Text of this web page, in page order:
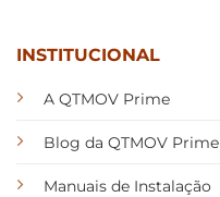
INSTITUCIONAL
A QTMOV Prime
Blog da QTMOV Prime
Manuais de Instalação